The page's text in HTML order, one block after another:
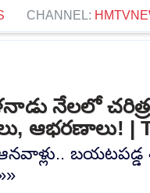
CHANNEL:
నేలలో
ఆభరణాలు! |